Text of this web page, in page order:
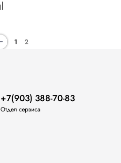
1 2
+7(903) 388-70-83
Отдел сервиса